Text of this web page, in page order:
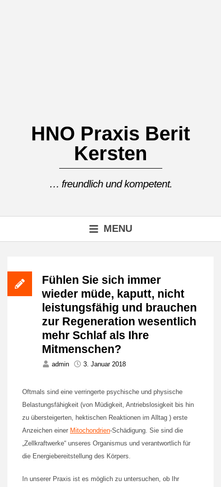
HNO Praxis Berit
Kersten
… freundlich und kompetent.
MENU
Fühlen Sie sich immer
wieder müde, kaputt, nicht
leistungsfähig und brauchen
zur Regeneration wesentlich
mehr Schlaf als Ihre
Mitmenschen?
admin 3. Januar 2018
Oftmals sind eine verringerte psychische und physische
Belastungsfähigkeit (von Müdigkeit, Antriebslosigkeit bis hin
zu übersteigerten, hektischen Reaktionen im Alltag ) erste
Anzeichen einer Mitochondrien-Schädigung. Sie sind die
„Zellkraftwerke“ unseres Organismus und verantwortlich für
die Energiebereitstellung des Körpers.
In unserer Praxis ist es möglich zu untersuchen, ob Ihr